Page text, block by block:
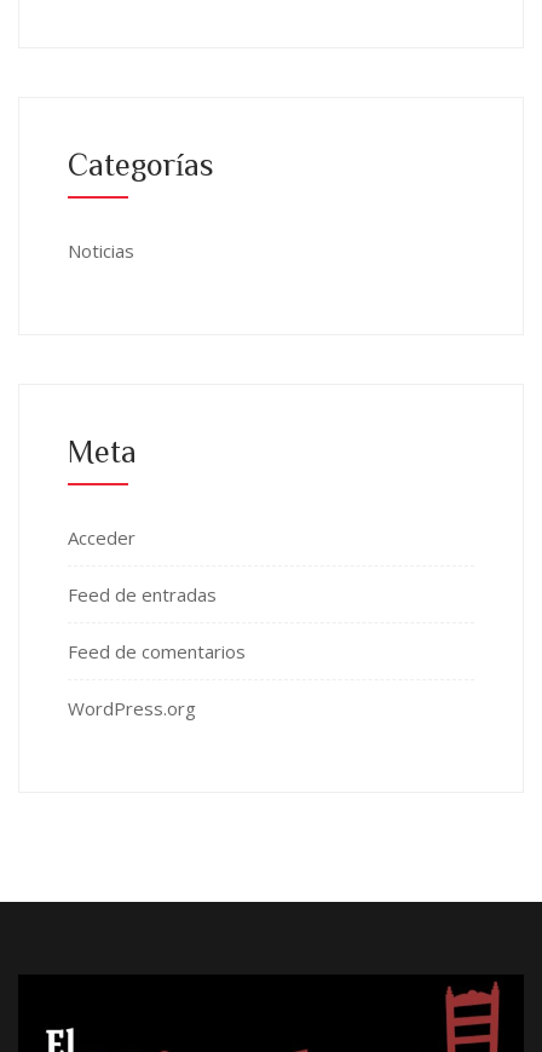
Categorías
Noticias
Meta
Acceder
Feed de entradas
Feed de comentarios
WordPress.org